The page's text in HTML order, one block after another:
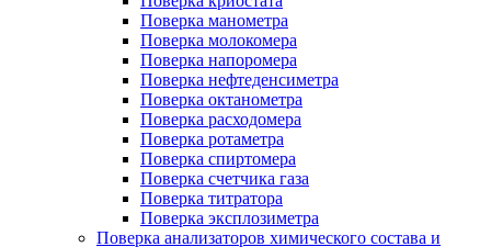
Поверка манометра
Поверка молокомера
Поверка напоромера
Поверка нефтеденсиметра
Поверка октанометра
Поверка расходомера
Поверка ротаметра
Поверка спиртомера
Поверка счетчика газа
Поверка титратора
Поверка эксплозиметра
Поверка анализаторов химического состава и